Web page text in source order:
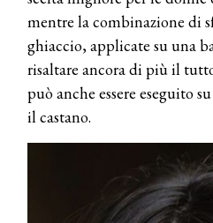
mentre la combinazione di
ghiaccio, applicate su una
risaltare ancora di più il
può anche essere eseguito
il castano.